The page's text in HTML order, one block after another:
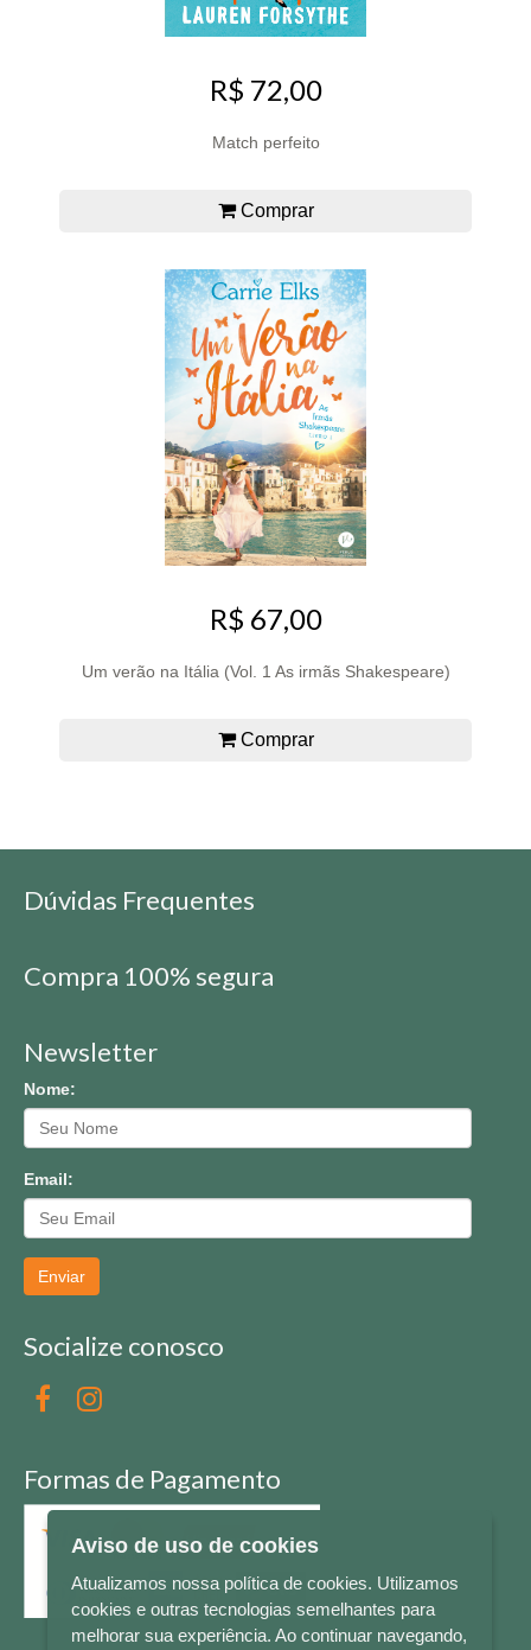
R$ 72,00
Match perfeito
Comprar
R$ 67,00
Um verão na Itália (Vol. 1 As irmãs Shakespeare)
Comprar
Dúvidas Frequentes
Compra 100% segura
Newsletter
Nome:
Email:
Enviar
Socialize conosco
Formas de Pagamento
Aviso de uso de cookies
Atualizamos nossa política de cookies. Utilizamos
cookies e outras tecnologias semelhantes para
melhorar sua experiência. Ao continuar navegando,